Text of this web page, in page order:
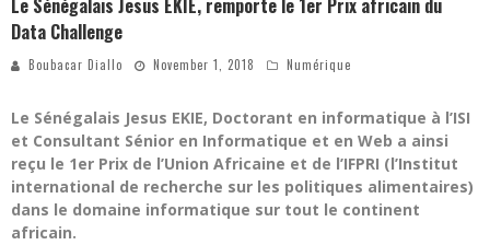
Le Sénégalais Jesus EKIE, remporte le 1er Prix africain du
Data Challenge
Boubacar Diallo November 1, 2018 Numérique
Le Sénégalais Jesus EKIE, Doctorant en informatique à l’ISI
et Consultant Sénior en Informatique et en Web a ainsi
reçu le 1er Prix de l’Union Africaine et de l’IFPRI (l’Institut
international de recherche sur les politiques alimentaires)
dans le domaine informatique sur tout le continent
africain.